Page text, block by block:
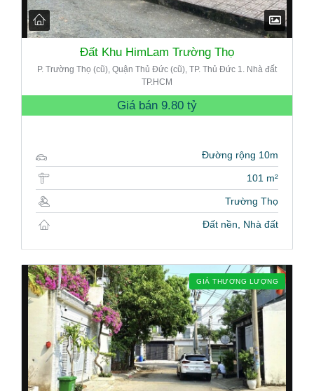
Đất Khu HimLam Trường Thọ
P. Trường Thọ (cũ), Quận Thủ Đức (cũ), TP. Thủ Đức 1. Nhà đất
TP.HCM
Giá bán 9.80 tỷ
Đường rộng 10m
101 m²
Trường Thọ
Đất nền, Nhà đất
GIÁ THƯƠNG LƯỢNG